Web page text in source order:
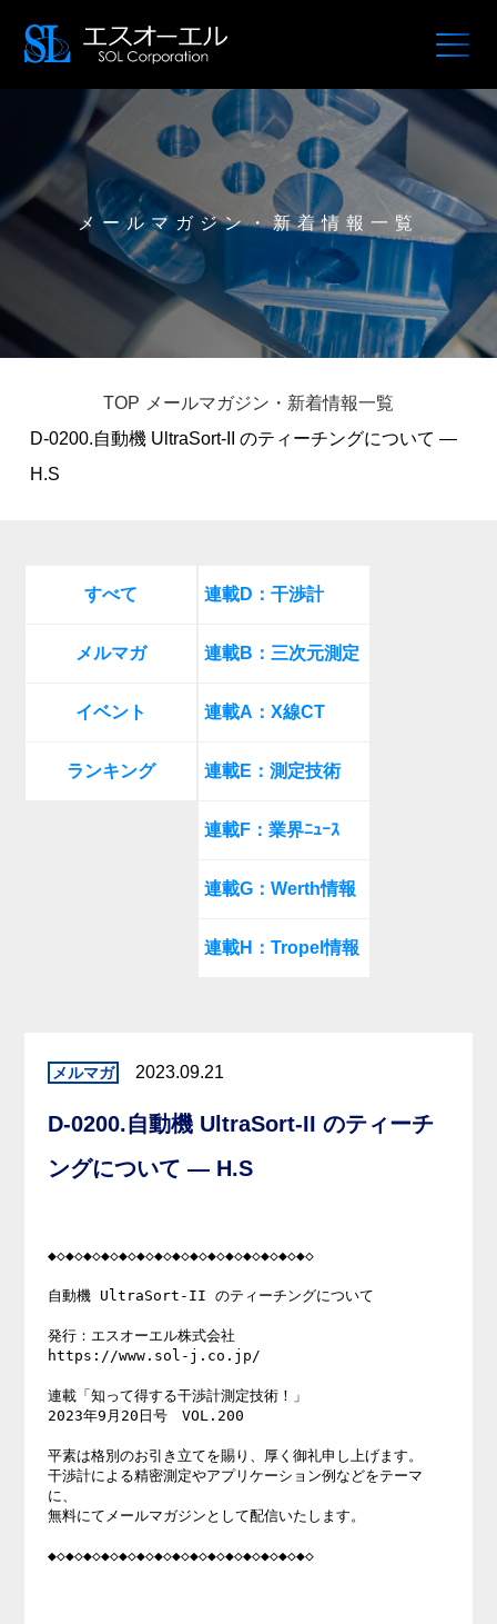
メールマガジン・新着情報一覧
TOP メールマガジン・新着情報一覧
D-0200.自動機 UltraSort-II のティーチングについて —
H.S
すべて
メルマガ
イベント
ランキング
連載D：干渉計
連載B：三次元測定
連載A：X線CT
連載E：測定技術
連載F：業界ﾆｭｰｽ
連載G：Werth情報
連載H：Tropel情報
2023.09.21
D-0200.自動機 UltraSort-II のティーチ
ングについて — H.S
◆◇◆◇◆◇◆◇◆◇◆◇◆◇◆◇◆◇◆◇◆◇◆◇◆◇◆◇◆◇
自動機 UltraSort-II のティーチングについて
発行：エスオーエル株式会社
https://www.sol-j.co.jp/
連載「知って得する干渉計測定技術！」
2023年9月20日号　VOL.200
平素は格別のお引き立てを賜り、厚く御礼申し上げます。
干渉計による精密測定やアプリケーション例などをテーマ
に、
無料にてメールマガジンとして配信いたします。
◆◇◆◇◆◇◆◇◆◇◆◇◆◇◆◇◆◇◆◇◆◇◆◇◆◇◆◇◆◇